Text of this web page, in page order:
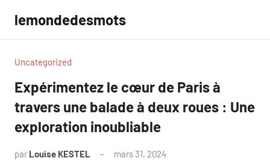
contenu
lemondedesmots
Uncategorized
Expérimentez le cœur de Paris à
travers une balade à deux roues : Une
exploration inoubliable
par Louise KESTEL mars 31, 2024